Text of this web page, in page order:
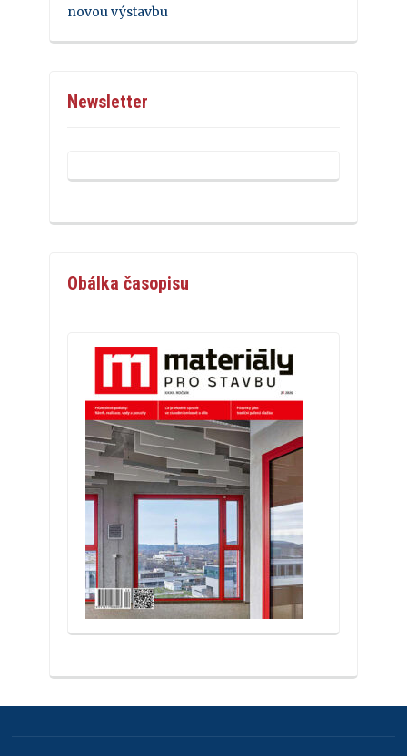
novou výstavbu
Newsletter
Obálka časopisu